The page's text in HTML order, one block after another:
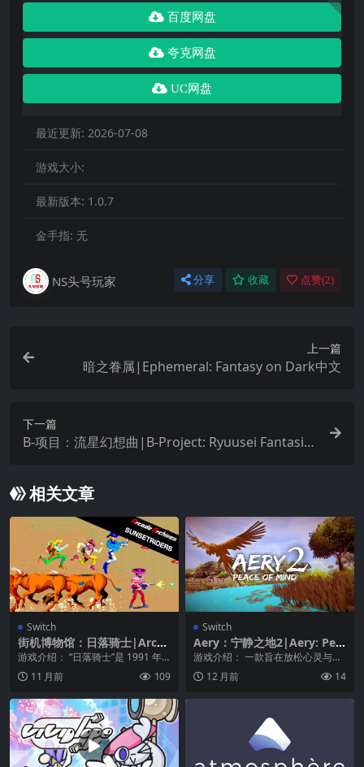
百度网盘
夸克网盘
UC网盘
最近更新: 2026-07-08
游戏大小:
最新版本: 1.0.7
金手指: 无
NS头号玩家 分享 收藏 点赞(2)
上一篇
暗之眷属|Ephemeral: Fantasy on Dark中文
下一篇
B-项目：流星幻想曲|B-Project: Ryuusei Fantasia
相关文章
Switch
街机博物馆：日落骑士|Arcad
e Archives: Sunset Riders
游戏介绍： “日落骑士”是 1991 年
由“KONAMI”发行的动作射击游戏。
... 11 月前 109
Switch
Aery：宁静之地2|Aery: Pea
ce of Mind 2
游戏介绍： 一款旨在放松心灵与精
神的互动式游戏体验。 你将化身为
一只小鸟，翱翔于...
12 月前 14